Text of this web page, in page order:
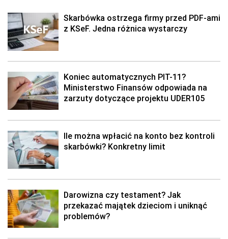
Skarbówka ostrzega firmy przed PDF-ami
z KSeF. Jedna różnica wystarczy
Koniec automatycznych PIT-11?
Ministerstwo Finansów odpowiada na
zarzuty dotyczące projektu UDER105
Ile można wpłacić na konto bez kontroli
skarbówki? Konkretny limit
Darowizna czy testament? Jak
przekazać majątek dzieciom i uniknąć
problemów?